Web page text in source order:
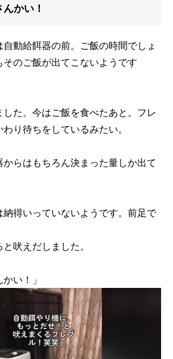
かい！
動給餌器の前。ご飯の時間でしょ
のご飯が出てこないようです
た。今はご飯を食べたあと。フレ
り待ちをしているみたい。
らはもちろん決まった量しか出て
納得いっていないようです。前足で
吠えだしました。
い！」